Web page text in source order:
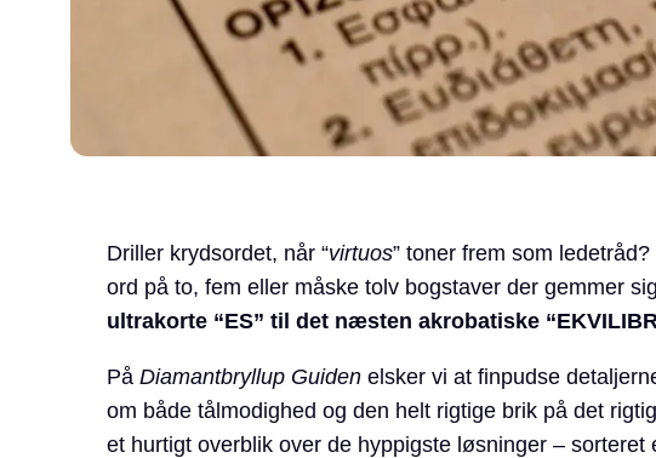
Driller krydsordet, når “virtuos” toner frem som
ord på to, fem eller måske tolv bogstaver der gemmer
ultrakorte “ES” til det næsten akrobatiske
På Diamantbryllup Guidenelsker vi at finpudse
om både tålmodighed og den helt rigtige brik på det
et hurtigt overblik over de hyppigste løsninger –